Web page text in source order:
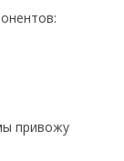
привожу